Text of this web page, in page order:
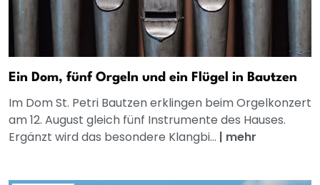
Ein Dom, fünf Orgeln und ein Flügel in Bautzen
Im Dom St. Petri Bautzen erklingen beim Orgelkonzert
am 12. August gleich fünf Instrumente des Hauses.
Ergänzt wird das besondere Klangbi... | mehr